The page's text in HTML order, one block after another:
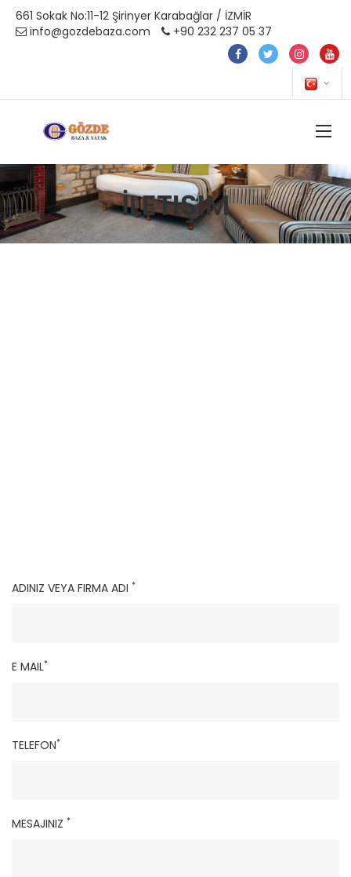
661 Sokak No:11-12 Şirinyer Karabağlar / İZMİR
info@gozdebaza.com
+90 232 237 05 37
İLETIŞIM
ADINIZ VEYA FIRMA ADI *
E MAIL*
TELEFON*
MESAJINIZ *